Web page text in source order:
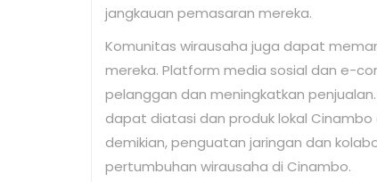
jangkauan pemasaran mereka.
Komunitas wirausaha juga dapat
mereka. Platform media sosial dan e-
pelanggan dan meningkatkan
dapat diatasi dan produk lokal
demikian, penguatan jaringan dan
pertumbuhan wirausaha di Cinambo.